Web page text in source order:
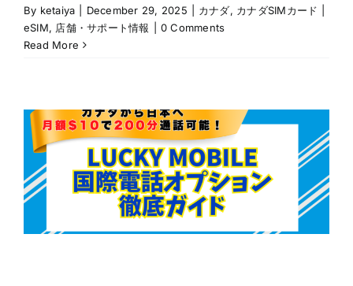
By ketaiya December 29, 2025 カナダ, カナダSIMカード |
eSIM, 店舗・サポート情報
0 Comments
Read More